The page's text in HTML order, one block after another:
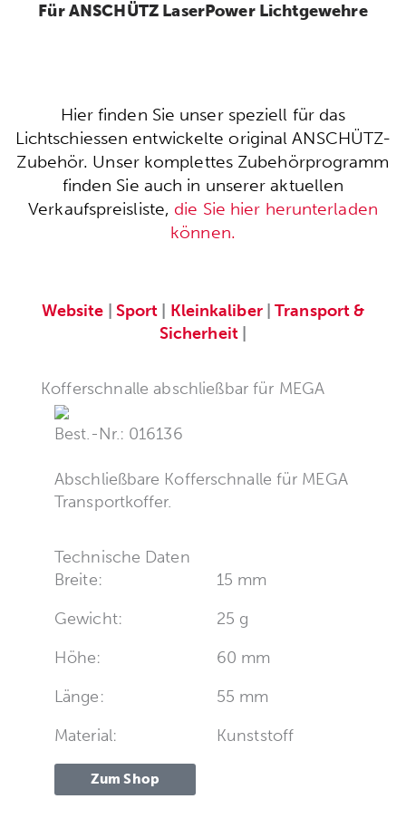
Für ANSCHÜTZ LaserPower Lichtgewehre
Hier finden Sie unser speziell für das
Lichtschiessen entwickelte original ANSCHÜTZ-
Zubehör. Unser komplettes Zubehörprogramm
finden Sie auch in unserer aktuellen
Verkaufspreisliste, die Sie hier herunterladen
können.
Website Sport Kleinkaliber|Transport &
Sicherheit|
Kofferschnalle abschließbar für MEGA
Best.-Nr.: 016136
Abschließbare Kofferschnalle für MEGA
Transportkoffer.
Technische Daten
Breite:
15 mm
Gewicht:
25 g
Höhe:
60 mm
Länge:
55 mm
Material:
Kunststoff
Zum Shop